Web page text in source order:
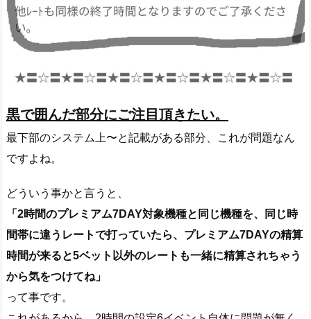
黒で囲んだ部分にご注目頂きたい。
最下部のシステム上〜と記載がある部分、これが問題なん
ですよね。
どういう事かと言うと、
「2時間のプレミアム7DAY対象機種と同じ機種を、同じ時
間帯に違うレートで打っていたら、プレミアム7DAYの精算
時間が来ると5ベット以外のレートも一緒に精算されちゃう
から気をつけてね」
って事です。